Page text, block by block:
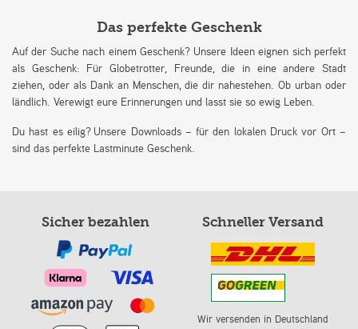
Das perfekte Geschenk
Auf der Suche nach einem Geschenk? Unsere Ideen eignen sich perfekt
als Geschenk: Für Globetrotter, Freunde, die in eine andere Stadt
ziehen, oder als Dank an Menschen, die dir nahestehen. Ob urban oder
ländlich. Verewigt eure Erinnerungen und lasst sie so ewig Leben.
Du hast es eilig? Unsere Downloads – für den lokalen Druck vor Ort –
sind das perfekte Lastminute Geschenk.
Sicher bezahlen Schneller Versand
Wir versenden in Deutschland